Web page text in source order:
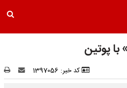
با پوتین‌
کد خبر: 1397056